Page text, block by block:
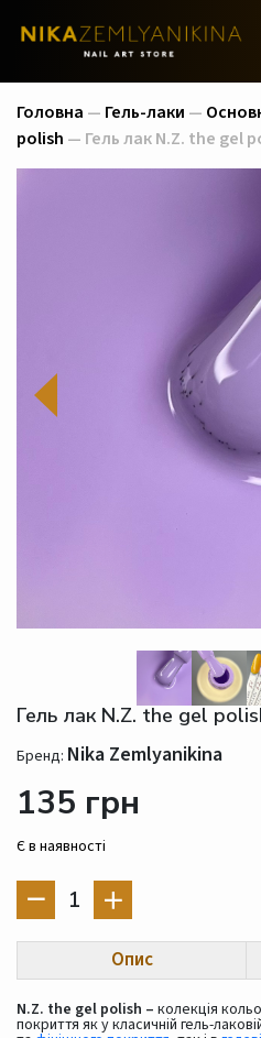
Головна — Гель-лаки —
polish — Гель лак N.Z. the gel
Гель лак N.Z. the gel
Бренд: Nika Zemlyanikina
135 грн
Є в наявності
1
Опис
N.Z. the gel polish – колекція
покриття як у класичній гель-